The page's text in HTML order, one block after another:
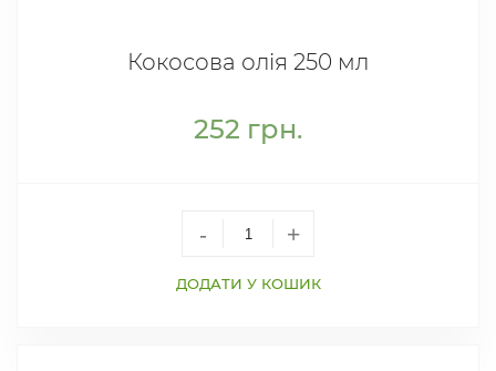
Кокосова олія 250 мл
252 грн.
- +
ДОДАТИ У КОШИК